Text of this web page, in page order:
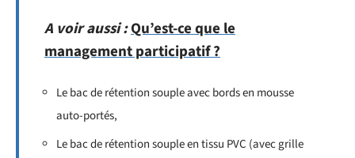
A voir aussi :Qu’est-ce que le
management participatif ?
Le bac de rétention souple avec bords en mousse
auto-portés,
Le bac de rétention souple en tissu PVC (avec grille